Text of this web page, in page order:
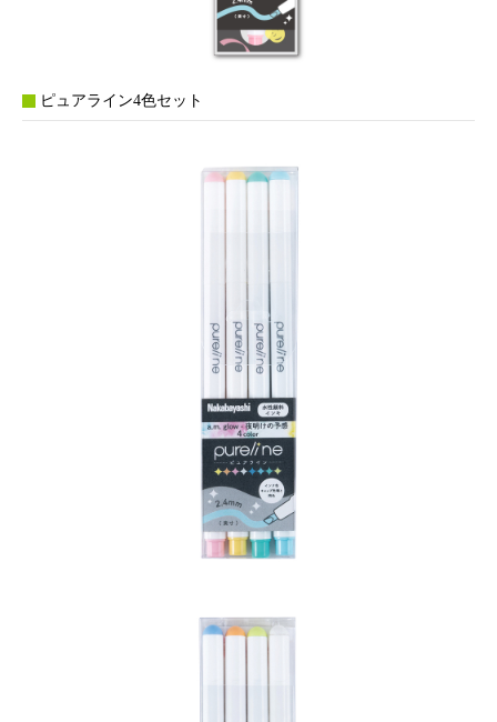
ピュアライン4色セット